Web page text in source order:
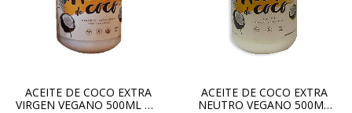
ACEITE DE COCO EXTRA
VIRGEN VEGANO 500ML OH
ACEITE DE COCO EXTRA
NEUTRO VEGANO 500ML